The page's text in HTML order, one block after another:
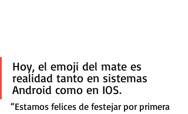
Hoy, el emoji del mate es
realidad tanto en sistemas
Android como en IOS.
“Estamos felices de festejar por primera